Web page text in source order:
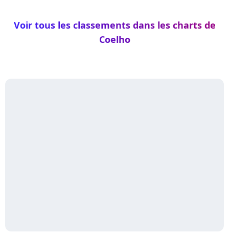
Voir tous les classements dans les charts de
Coelho